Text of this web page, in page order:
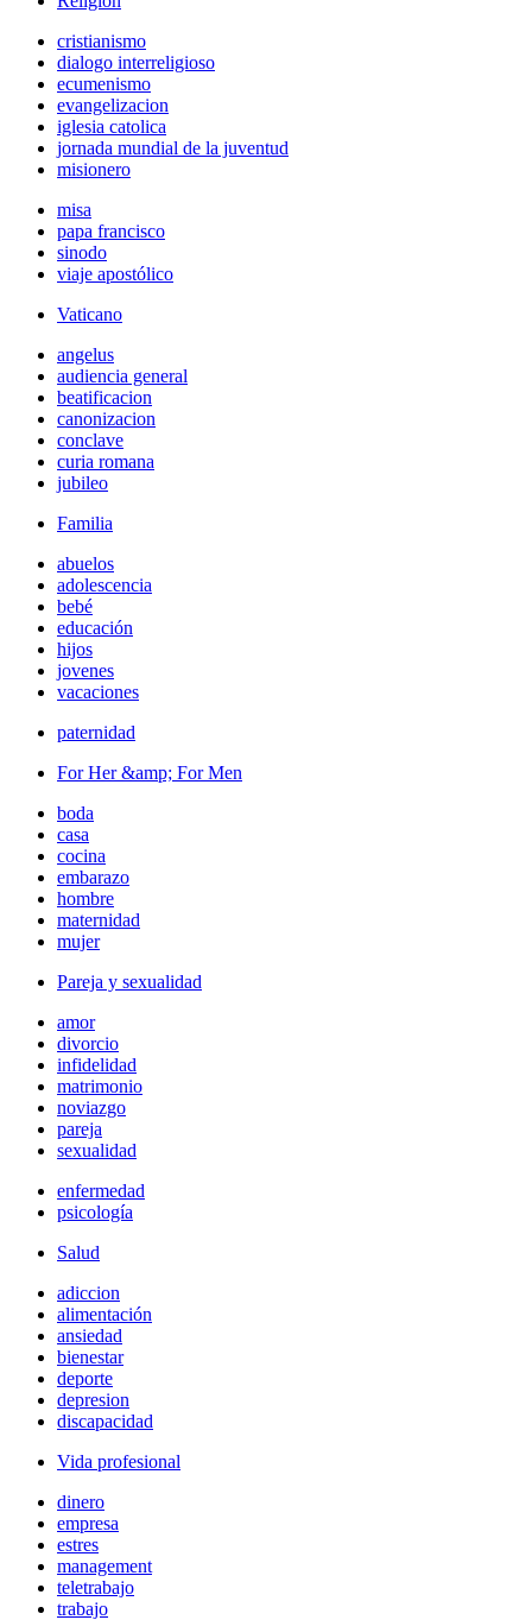
cristianismo
dialogo interreligioso
ecumenismo
evangelizacion
iglesia catolica
jornada mundial de la juventud
misionero
misa
papa francisco
sinodo
viaje apostólico
Vaticano
angelus
audiencia general
beatificacion
canonizacion
conclave
curia romana
jubileo
Familia
abuelos
adolescencia
bebé
educación
hijos
jovenes
vacaciones
paternidad
For Her &amp; For Men
boda
casa
cocina
embarazo
hombre
maternidad
mujer
Pareja y sexualidad
amor
divorcio
infidelidad
matrimonio
noviazgo
pareja
sexualidad
enfermedad
psicología
Salud
adiccion
alimentación
ansiedad
bienestar
deporte
depresion
discapacidad
Vida profesional
dinero
empresa
estres
management
teletrabajo
trabajo